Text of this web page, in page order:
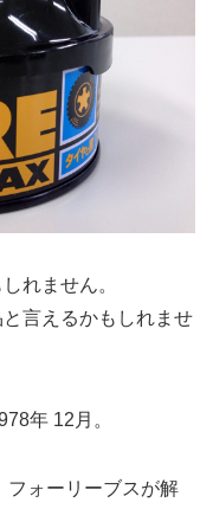
れません。
言えるかもしれませ
年 12月。
フォーリーブスが解